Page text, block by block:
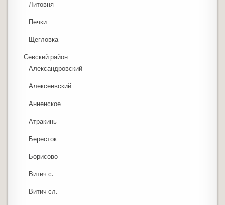
Литовня
Печки
Щегловка
Севский район
Александровский
Алексеевский
Анненское
Атракинь
Бересток
Борисово
Витич с.
Витич сл.